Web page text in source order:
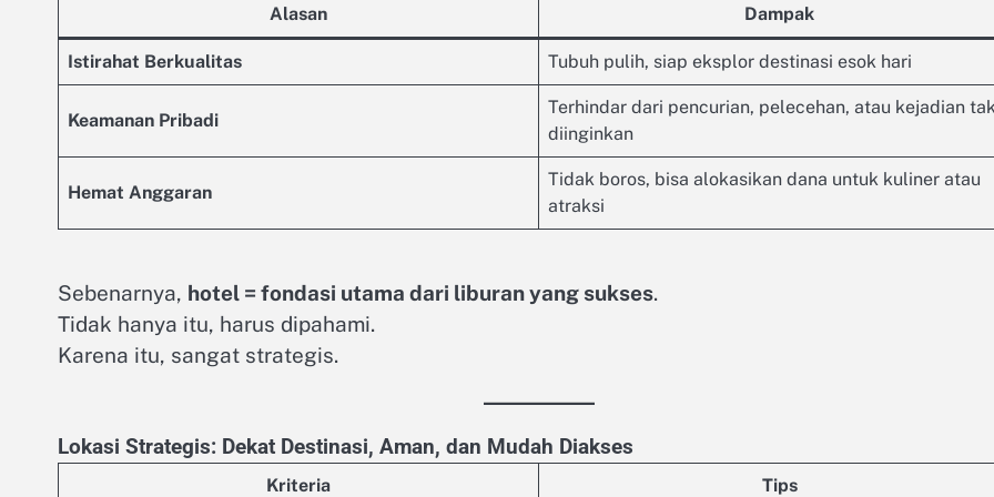
Alasan Dampak
Istirahat Berkualitas Tubuh pulih, siap eksplor destinasi esok hari
Keamanan Pribadi
Terhindar dari pencurian, pelecehan, atau kejadian
diinginkan
Hemat Anggaran
Tidak boros, bisa alokasikan dana untuk kuliner atau
atraksi
Sebenarnya, hotel = fondasi utama dari liburan yang sukses.
Tidak hanya itu, harus dipahami.
Karena itu, sangat strategis.
Lokasi Strategis: Dekat Destinasi, Aman, dan Mudah Diakses
Kriteria Tips